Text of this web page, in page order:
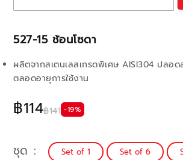
527-15 ช้อนโซดา
฿114฿141 -19%
ผลิตจากสเตนเลสเกรดพิเศษ AISI304 ปลอ
ตลอดอายุการใช้งาน
ชุด Set of 1 Set of 6